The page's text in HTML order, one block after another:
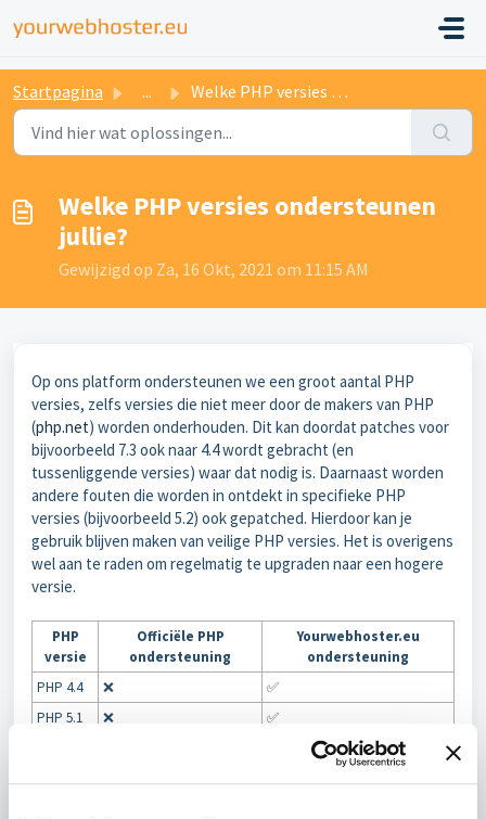
Startpagina ... Welke PHP versies ondersteunen jullie?
Welke PHP versies ondersteunen
jullie?
Gewijzigd op Za, 16 Okt, 2021 om 11:15 AM
Op ons platform ondersteunen we een groot aantal PHP
versies, zelfs versies die niet meer door de makers van PHP
(php.net) worden onderhouden. Dit kan doordat patches voor
bijvoorbeeld 7.3 ook naar 4.4 wordt gebracht (en
tussenliggende versies) waar dat nodig is. Daarnaast worden
andere fouten die worden in ontdekt in specifieke PHP
versies (bijvoorbeeld 5.2) ook gepatched. Hierdoor kan je
gebruik blijven maken van veilige PHP versies. Het is overigens
wel aan te raden om regelmatig te upgraden naar een hogere
versie.
PHP
versie
Officiële PHP
ondersteuning
Yourwebhoster.eu
ondersteuning
PHP 4.4
❌
✅
PHP 5.1
❌
✅